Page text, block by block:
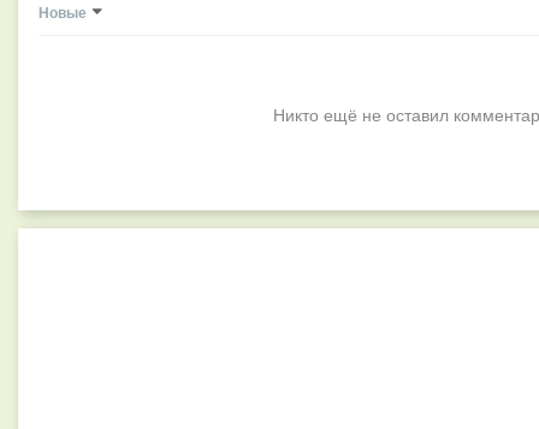
Новые
Никто ещё не оставил